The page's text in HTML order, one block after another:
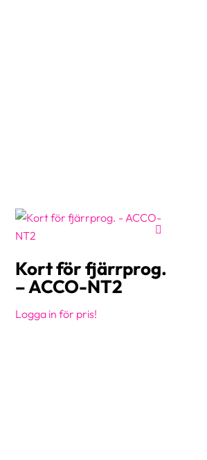
Kort för fjärrprog.
– ACCO-NT2
Logga in för pris!